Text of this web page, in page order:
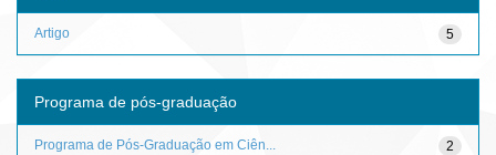
5
Artigo
Programa de pós-graduação
2
Programa de Pós-Graduação em Ciên...